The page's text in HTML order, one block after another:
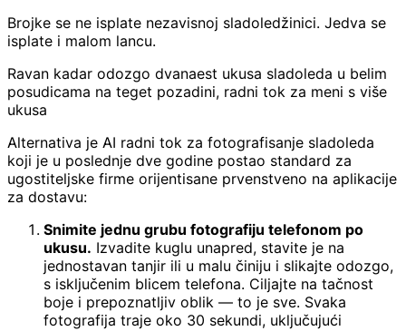
Brojke se ne isplate nezavisnoj sladoledžinici. Jedva se
isplate i malom lancu.
Ravan kadar odozgo dvanaest ukusa sladoleda u belim
posudicama na teget pozadini, radni tok za meni s više
ukusa
Alternativa je AI radni tok za fotografisanje sladoleda
koji je u poslednje dve godine postao standard za
ugostiteljske firme orijentisane prvenstveno na aplikacije
za dostavu:
Snimite jednu grubu fotografiju telefonom po
ukusu. Izvadite kuglu unapred, stavite je na
jednostavan tanjir ili u malu činiju i slikajte odozgo,
s isključenim blicem telefona. Ciljajte na tačnost
boje i prepoznatljiv oblik — to je sve. Svaka
fotografija traje oko 30 sekundi, uključujući